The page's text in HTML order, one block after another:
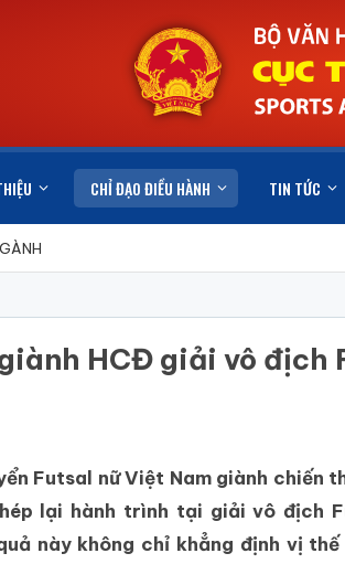
CHỈ ĐẠO ĐIỀU HÀNH TIN TỨC
HCĐ giải vô địch
Futsal nữ Việt Nam giành chiến
lại hành trình tại giải vô địch
này không chỉ khẳng định vị